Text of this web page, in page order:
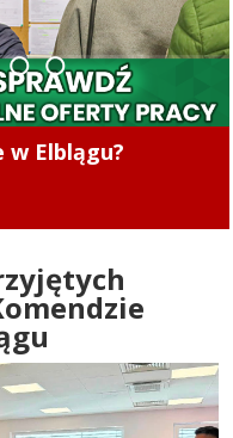
do Elbląga w
5 6